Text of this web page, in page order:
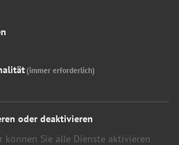
(immer erforderlich)
oder deaktivieren
können Sie alle Dienste aktivieren